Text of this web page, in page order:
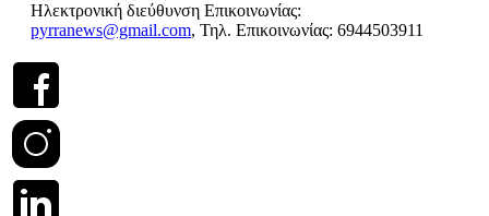
Ηλεκτρονική διεύθυνση Επικοινωνίας:
pyrranews@gmail.com, Τηλ. Επικοινωνίας: 6944503911